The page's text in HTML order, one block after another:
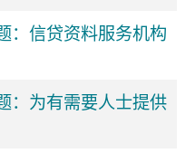
：信贷资料服务机构
：为有需要人士提供